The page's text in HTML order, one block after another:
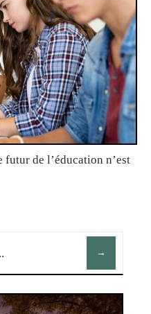
futur de l’éducation n’est